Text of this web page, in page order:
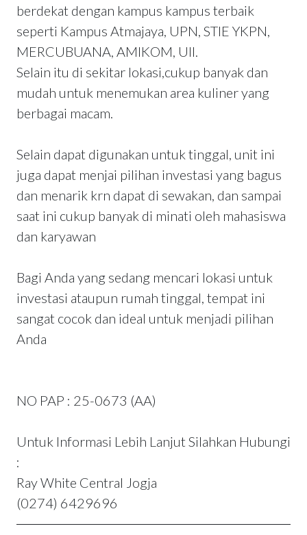
berdekat dengan kampus kampus terbaik
seperti Kampus Atmajaya, UPN, STIE YKPN,
MERCUBUANA, AMIKOM, UII.
Selain itu di sekitar lokasi,cukup banyak dan
mudah untuk menemukan area kuliner yang
berbagai macam.
Selain dapat digunakan untuk tinggal, unit ini
juga dapat menjai pilihan investasi yang bagus
dan menarik krn dapat di sewakan, dan sampai
saat ini cukup banyak di minati oleh mahasiswa
dan karyawan
Bagi Anda yang sedang mencari lokasi untuk
investasi ataupun rumah tinggal, tempat ini
sangat cocok dan ideal untuk menjadi pilihan
Anda
NO PAP : 25-0673 (AA)
Untuk Informasi Lebih Lanjut Silahkan Hubungi
:
Ray White Central Jogja
(0274) 6429696